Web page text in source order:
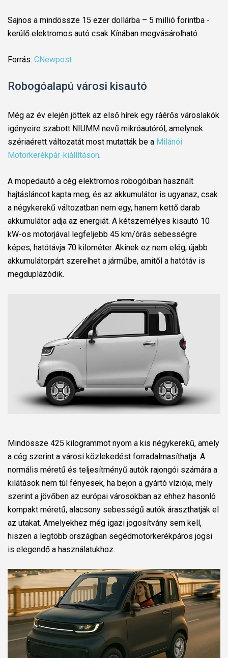
Sajnos a mindössze 15 ezer dollárba – 5 millió forintba -
kerülő elektromos autó csak Kínában megvásárolható.
Forrás: CNewpost
Robogóalapú városi kisautó
Még az év elején jöttek az első hírek egy ráérős városlakók
igényeire szabott NIUMM nevű mikróautóról, amelynek
szériaérett változatát most mutatták be a Milánói
Motorkerékpár-kiállításon.
A mopedautó a cég elektromos robogóiban használt
hajtásláncot kapta meg, és az akkumulátor is ugyanaz, csak
a négykerekű változatban nem egy, hanem kettő darab
akkumulátor adja az energiát. A kétszemélyes kisautó 10
kW-os motorjával legfeljebb 45 km/órás sebességre
képes, hatótávja 70 kilométer. Akinek ez nem elég, újabb
akkumulátorpárt szerelhet a járműbe, amitől a hatótáv is
megduplázódik.
Mindössze 425 kilogrammot nyom a kis négykerekű, amely
a cég szerint a városi közlekedést forradalmasíthatja. A
normális méretű és teljesítményű autók rajongói számára a
kilátások nem túl fényesek, ha bejön a gyártó víziója, mely
szerint a jövőben az európai városokban az ehhez hasonló
kompakt méretű, alacsony sebességű autók áraszthatják el
az utakat. Amelyekhez még igazi jogosítvány sem kell,
hiszen a legtöbb országban segédmotorkerékpáros jogsi
is elegendő a használatukhoz.